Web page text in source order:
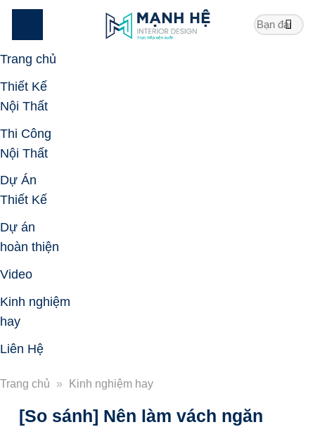
Skip
Trang chủ
Thiết Kế
Nội Thất
Thi Công
Nội Thất
Dự Án
Thiết Kế
Dự án
hoàn thiện
Video
Kinh nghiệm
hay
Liên Hệ
Trang chủ » Kinh nghiệm hay
[So sánh] Nên làm vách ngăn